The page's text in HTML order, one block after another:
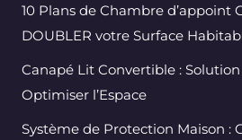
10 Plans de Chambre d’appoint
DOUBLER votre Surface
Canapé Lit Convertible :
Optimiser l’Espace
Système de Protection Maison :